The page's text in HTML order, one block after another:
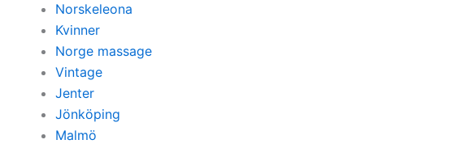
Norskeleona
Kvinner
Norge massage
Vintage
Jenter
Jönköping
Malmö